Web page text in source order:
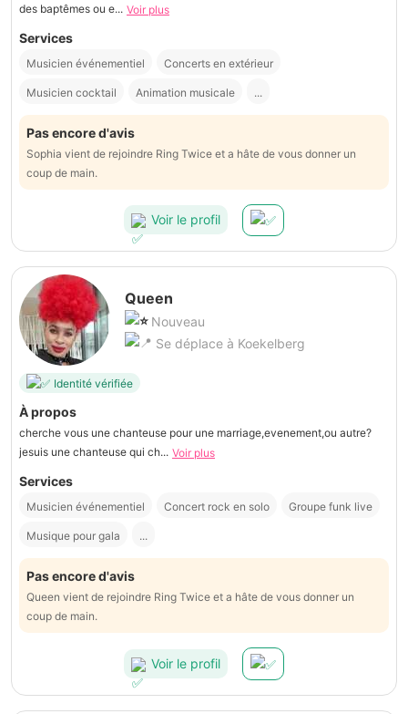
des baptêmes ou e... Voir plus
Services
Musicien événementiel Concerts en extérieur
Musicien cocktail Animation musicale ...
Pas encore d'avis
Sophia vient de rejoindre Ring Twice et a hâte de vous donner un
coup de main.
Voir le profil
Queen
Nouveau
Se déplace à Koekelberg
Identité vérifiée
À propos
cherche vous une chanteuse pour une marriage,evenement,ou autre?
jesuis une chanteuse qui ch... Voir plus
Services
Musicien événementiel Concert rock en solo Groupe funk live
Musique pour gala ...
Pas encore d'avis
Queen vient de rejoindre Ring Twice et a hâte de vous donner un
coup de main.
Voir le profil